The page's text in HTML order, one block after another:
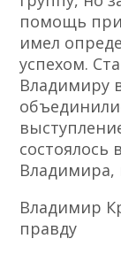
помощь
имел
успехом.
Владимиру
состоялось
Владимира,
Владимир
правду